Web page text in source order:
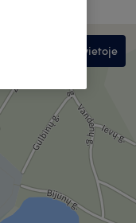
Ieškoti šioje vietoje